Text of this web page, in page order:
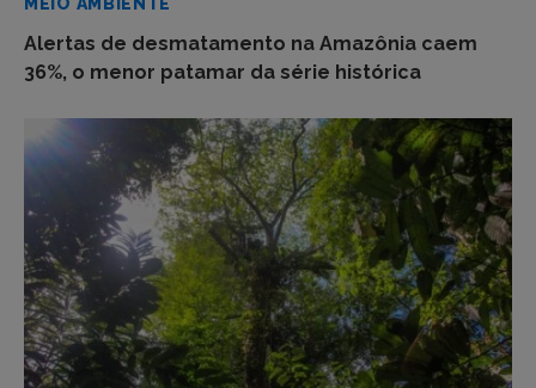
Alertas de desmatamento na Amazônia caem
36%, o menor patamar da série histórica